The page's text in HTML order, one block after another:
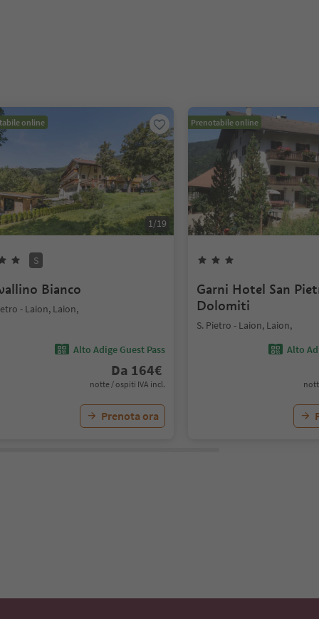
online
1/19
S
Bianco
- Laion, Laion,
Alto Adige Guest Pass
Da 164€
notte / ospiti IVA incl.
Prenota ora
Prenotabile online
Garni Hotel San
Dolomiti
S. Pietro - Laion, Laion,
Alto